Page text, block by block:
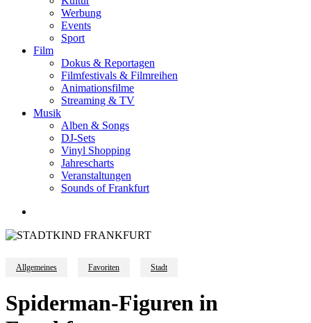
Werbung
Events
Sport
Film
Dokus & Reportagen
Filmfestivals & Filmreihen
Animationsfilme
Streaming & TV
Musik
Alben & Songs
DJ-Sets
Vinyl Shopping
Jahrescharts
Veranstaltungen
Sounds of Frankfurt
Allgemeines Favoriten Stadt
Spiderman-Figuren in